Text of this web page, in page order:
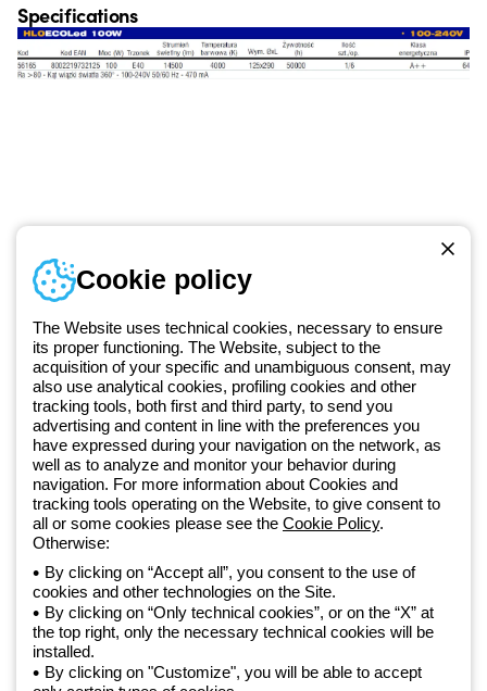
Specifications
Od 2025 roku firma Beghelli jest częścią Grupy GEWISS, działając w
ramach ekosystemu GEWISS LightZone, w którym tworzymy
zintegrowane rozwiązania oświetleniowe, przekształcające
złożoność w prostotę oraz wspierające profesjonalistów i
użytkowników w realizacji ich potrzeb.Dowiedz się więcej o GEWISS
Numer telefonu
Od poniedziałku do piątku w godzinach 8:00 do 16:00
+48 32 422 55 79
Polityka prywatności
Polityka cookies
Ogólne warunki sprzedaży
Wszystkie dokumenty
Deklaracja dostępności
Cookie policy
The Website uses technical cookies, necessary to ensure
its proper functioning. The Website, subject to the
acquisition of your specific and unambiguous consent, may
also use analytical cookies, profiling cookies and other
tracking tools, both first and third party, to send you
advertising and content in line with the preferences you
have expressed during your navigation on the network, as
well as to analyze and monitor your behavior during
navigation. For more information about Cookies and
tracking tools operating on the Website, to give consent to
all or some cookies please see the Cookie Policy.
Otherwise:
By clicking on “Accept all”, you consent to the use of
cookies and other technologies on the Site.
By clicking on “Only technical cookies”, or on the “X” at
the top right, only the necessary technical cookies will be
installed.
By clicking on "Customize", you will be able to accept